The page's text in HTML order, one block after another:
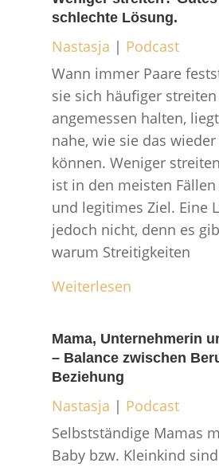
schlechte Lösung.
Nastasja | Podcast
Wann immer Paare
sie sich häufiger
angemessen halten,
nahe, wie sie das
können. Weniger
ist in den meisten
und legitimes Ziel. Eine
jedoch nicht, denn es
warum Streitigkeiten
Weiterlesen
Mama, Unternehmerin
– Balance zwischen
Beziehung
Nastasja | Podcast
Selbstständige Mamas
Baby bzw. Kleinkind